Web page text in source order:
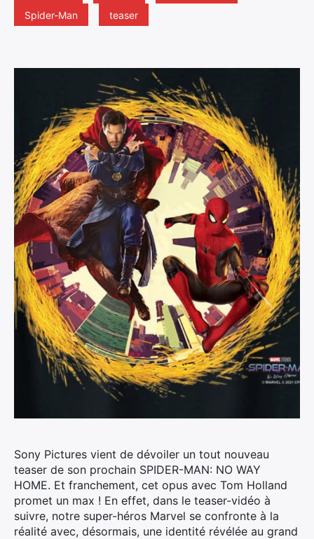
Spider-Man
teaser
Sony Pictures vient de dévoiler un tout nouveau
teaser de son prochain SPIDER-MAN: NO WAY
HOME. Et franchement, cet opus avec Tom Holland
promet un max ! En effet, dans le teaser-vidéo à
suivre, notre super-héros Marvel se confronte à la
réalité avec, désormais, une identité révélée au grand